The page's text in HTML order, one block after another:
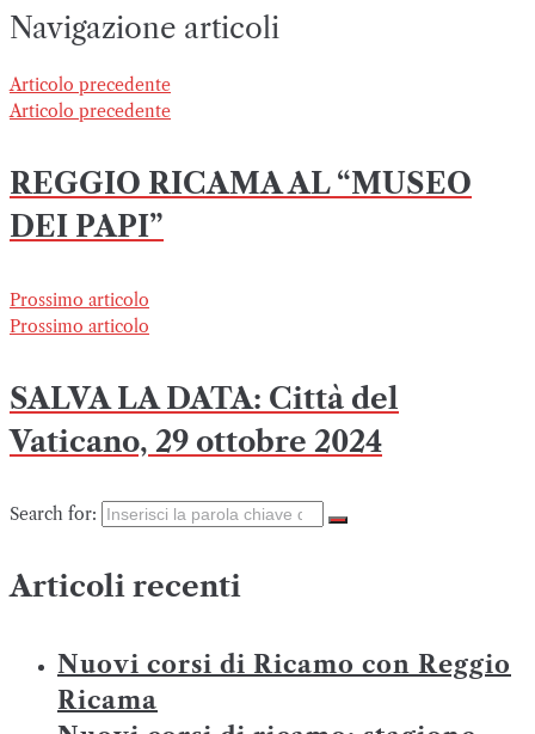
Navigazione articoli
Articolo precedente
Articolo precedente
REGGIO RICAMA AL “MUSEO
DEI PAPI”
Prossimo articolo
Prossimo articolo
SALVA LA DATA: Città del
Vaticano, 29 ottobre 2024
Search for:
Articoli recenti
Nuovi corsi di Ricamo con Reggio
Ricama